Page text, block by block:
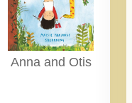
Anna and Otis